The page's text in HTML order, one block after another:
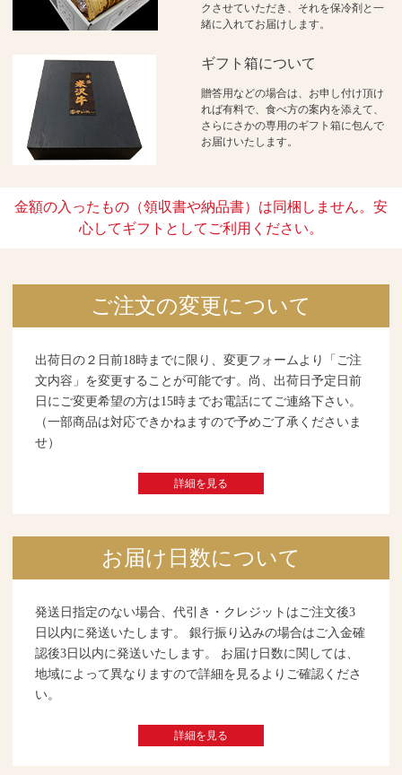
クさせていただき、それを保冷剤と一
緒に入れてお届けします。
ギフト箱について
贈答用などの場合は、お申し付け頂け
れば有料で、食べ方の案内を添えて、
さらにさかの専用のギフト箱に包んで
お届けいたします。
金額の入ったもの（領収書や納品書）は同梱しません。安
心してギフトとしてご利用ください。
ご注文の変更について
出荷日の２日前18時までに限り、変更フォームより「ご注
文内容」を変更することが可能です。尚、出荷日予定日前
日にご変更希望の方は15時までお電話にてご連絡下さい。
（一部商品は対応できかねますので予めご了承くださいま
せ）
詳細を見る
お届け日数について
発送日指定のない場合、代引き・クレジットはご注文後3
日以内に発送いたします。 銀行振り込みの場合はご入金確
認後3日以内に発送いたします。 お届け日数に関しては、
地域によって異なりますので詳細を見るよりご確認くださ
い。
詳細を見る